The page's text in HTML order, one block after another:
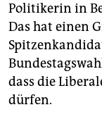
genossenschaft
epaper login
Politikerin in
Das hat einen
dass die
dürfen.